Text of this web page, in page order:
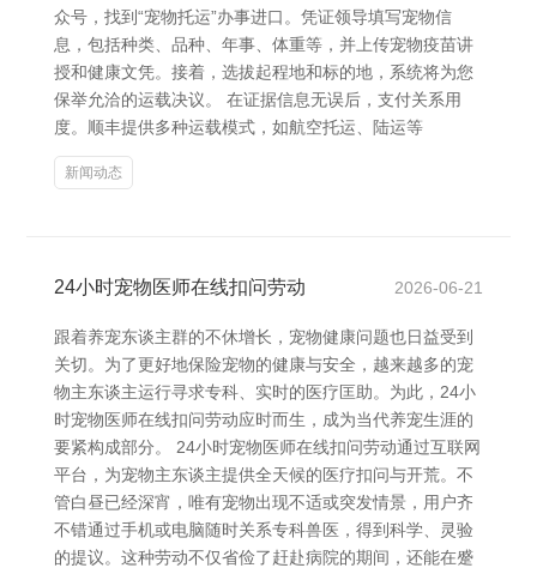
众号，找到“宠物托运”办事进口。凭证领导填写宠物信
息，包括种类、品种、年事、体重等，并上传宠物疫苗讲
授和健康文凭。接着，选拔起程地和标的地，系统将为您
保举允洽的运载决议。 在证据信息无误后，支付关系用
度。顺丰提供多种运载模式，如航空托运、陆运等
新闻动态
24小时宠物医师在线扣问劳动 2026-06-21
跟着养宠东谈主群的不休增长，宠物健康问题也日益受到
关切。为了更好地保险宠物的健康与安全，越来越多的宠
物主东谈主运行寻求专科、实时的医疗匡助。为此，24小
时宠物医师在线扣问劳动应时而生，成为当代养宠生涯的
要紧构成部分。 24小时宠物医师在线扣问劳动通过互联网
平台，为宠物主东谈主提供全天候的医疗扣问与开荒。不
管白昼已经深宵，唯有宠物出现不适或突发情景，用户齐
不错通过手机或电脑随时关系专科兽医，得到科学、灵验
的提议。这种劳动不仅省俭了赶赴病院的期间，还能在蹙